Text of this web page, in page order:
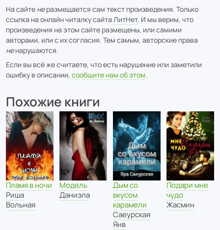
На сайте неразмещается сам текст произведения. Только
ссылка на онлайн читалку сайта ЛитНет. И мы верим, что
произведения на этом сайте размещены, или самими
авторами, или с их согласия. Тем самым, авторские права
ненарушаются.
Если вы всё же считаете, что есть нарушение или заметили
ошибку в описании, сообщите нам об этом.
Похожие книги
Пламя в ночи
Риша
Вольная
Модель
Даниэла
Дым со
вкусом
карамели
Саеурская
Янв
Подари мне
чудо
Жасмин